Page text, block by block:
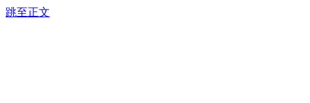
跳至正文